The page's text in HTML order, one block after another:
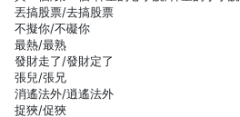
丟搞股票/去搞股票
不擬你/不礙你
最熱/最熟
發財走了/發財定了
張兒/張兄
消遙法外/逍遙法外
捉狹/促狹